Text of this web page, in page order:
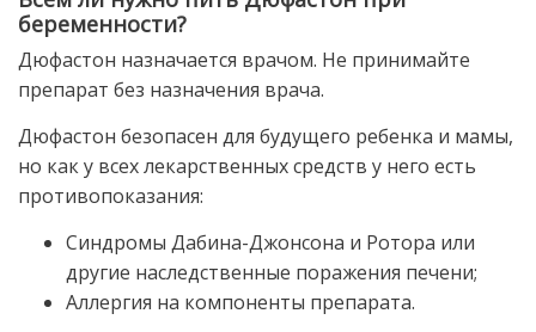
беременности?
Дюфастон назначается врачом. Не принимайте
препарат без назначения врача.
Дюфастон безопасен для будущего ребенка и мамы,
но как у всех лекарственных средств у него есть
противопоказания:
Синдромы Дабина-Джонсона и Ротора или
другие наследственные поражения печени;
Аллергия на компоненты препарата.